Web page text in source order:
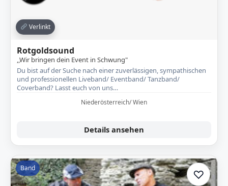
Verlinkt
Rotgoldsound
,,Wir bringen dein Event in Schwung"
Du bist auf der Suche nach einer zuverlässigen, sympathischen
und professionellen Liveband/ Eventband/ Tanzband/
Coverband? Lasst euch von uns…
Niederösterreich/ Wien
Details ansehen
Band ♡Zur